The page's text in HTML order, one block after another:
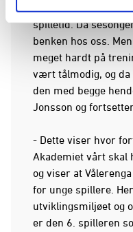
ut til KFUM i OBOS-
spilletid. Da
benken hos oss.
meget hardt på
vært tålmodig, og da
den med begge
Jonsson og
- Dette viser hvor
Akademiet vårt skal
og viser at
for unge spillere.
utviklingsmiljøet og
er den 6. spilleren